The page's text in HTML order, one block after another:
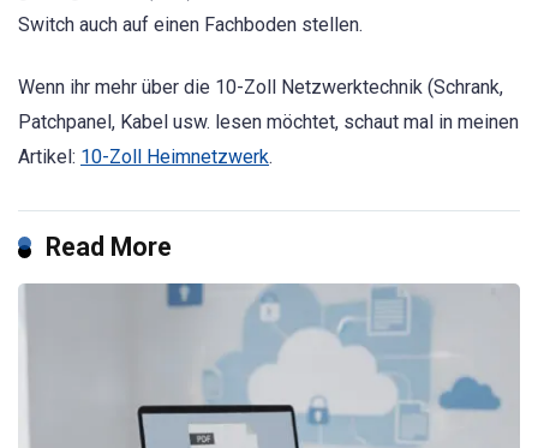
Switch auch auf einen Fachboden stellen.
Wenn ihr mehr über die 10-Zoll Netzwerktechnik (Schrank,
Patchpanel, Kabel usw. lesen möchtet, schaut mal in meinen
Artikel: 10-Zoll Heimnetzwerk.
Read More